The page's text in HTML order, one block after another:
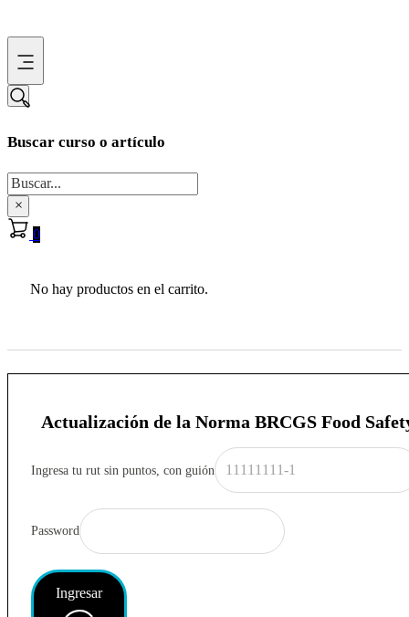
Buscar curso o artículo
Buscar
×
0
No hay productos en el carrito.
Actualización de la Norma BRCGS Food
Ingresa tu rut sin puntos, con guión
Password
Ingresar